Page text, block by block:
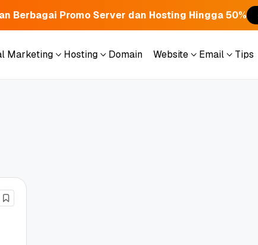
Berbagai Promo Server dan Hosting Hingga 50%
Marketing
Hosting
Domain
Website
Email
Tips